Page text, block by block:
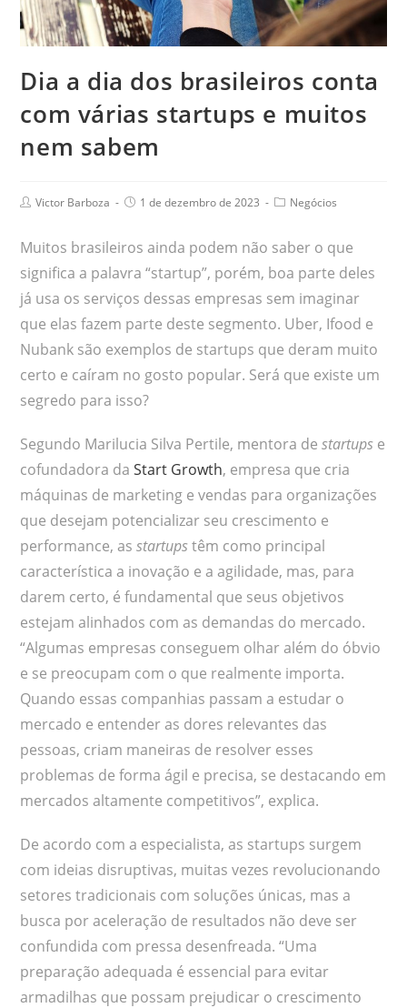
Dia a dia dos brasileiros conta
com várias startups e muitos
nem sabem
Victor Barboza 1 de dezembro de 2023 Negócios
Muitos brasileiros ainda podem não saber o que
significa a palavra “startup”, porém, boa parte deles
já usa os serviços dessas empresas sem imaginar
que elas fazem parte deste segmento. Uber, Ifood e
Nubank são exemplos de startups que deram muito
certo e caíram no gosto popular. Será que existe um
segredo para isso?
Segundo Marilucia Silva Pertile, mentora destartups e
cofundadora daStart Growth, empresa que cria
máquinas de marketing e vendas para organizações
que desejam potencializar seu crescimento e
performance, asstartupstêm como principal
característica a inovação e a agilidade, mas, para
darem certo, é fundamental que seus objetivos
estejam alinhados com as demandas do mercado.
“Algumas empresas conseguem olhar além do óbvio
e se preocupam com o que realmente importa.
Quando essas companhias passam a estudar o
mercado e entender as dores relevantes das
pessoas, criam maneiras de resolver esses
problemas de forma ágil e precisa, se destacando em
mercados altamente competitivos”, explica.
De acordo com a especialista, as startups surgem
com ideias disruptivas, muitas vezes revolucionando
setores tradicionais com soluções únicas, mas a
busca por aceleração de resultados não deve ser
confundida com pressa desenfreada. “Uma
preparação adequada é essencial para evitar
armadilhas que possam prejudicar o crescimento